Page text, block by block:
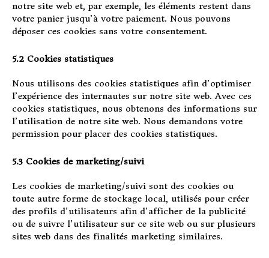
notre site web et, par exemple, les éléments restent dans
votre panier jusqu’à votre paiement. Nous pouvons
déposer ces cookies sans votre consentement.
5.2 Cookies statistiques
Nous utilisons des cookies statistiques afin d’optimiser
l’expérience des internautes sur notre site web. Avec ces
cookies statistiques, nous obtenons des informations sur
l’utilisation de notre site web. Nous demandons votre
permission pour placer des cookies statistiques.
5.3 Cookies de marketing/suivi
Les cookies de marketing/suivi sont des cookies ou
toute autre forme de stockage local, utilisés pour créer
des profils d’utilisateurs afin d’afficher de la publicité
ou de suivre l’utilisateur sur ce site web ou sur plusieurs
sites web dans des finalités marketing similaires.